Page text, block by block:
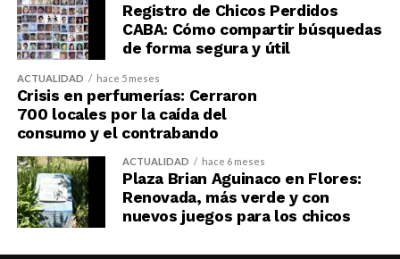
Registro de Chicos Perdidos
CABA: Cómo compartir búsquedas
de forma segura y útil
ACTUALIDAD hace 5 meses
Crisis en perfumerías: Cerraron
700 locales por la caída del
consumo y el contrabando
ACTUALIDAD hace 6 meses
Plaza Brian Aguinaco en Flores:
Renovada, más verde y con
nuevos juegos para los chicos